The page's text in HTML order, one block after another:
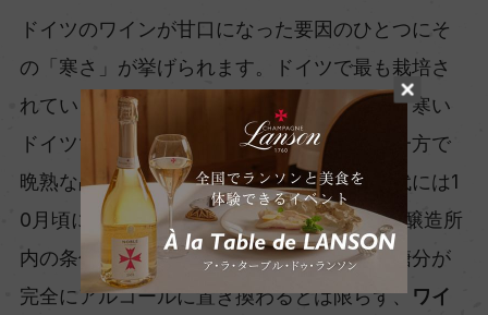
ドイツのワインが甘口になった要因のひとつにそ
の「寒さ」が挙げられます。ドイツで最も栽培さ
れている「リースリング」は、耐寒性が高く寒い
ドイツでも生育が可能な品種です。しかし一方で
晩熟な品種でもあり、温暖化以前の寒い時代には1
0月頃に熟していました。冷涼で湿気の多い醸造所
内の条件が重なると、醗酵によって果汁の糖分が
完全にアルコールに置き換わるとは限らず、 ワイ